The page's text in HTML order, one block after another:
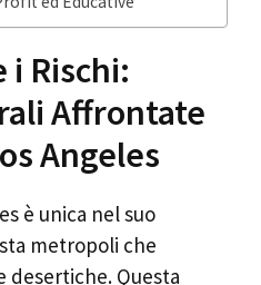
i Rischi:
Affrontate
Angeles
è unica nel suo
metropoli che
desertiche. Questa